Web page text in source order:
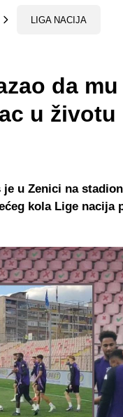
LIGA NACIJA
da mu
u životu
je u Zenici na
kola Lige nacija